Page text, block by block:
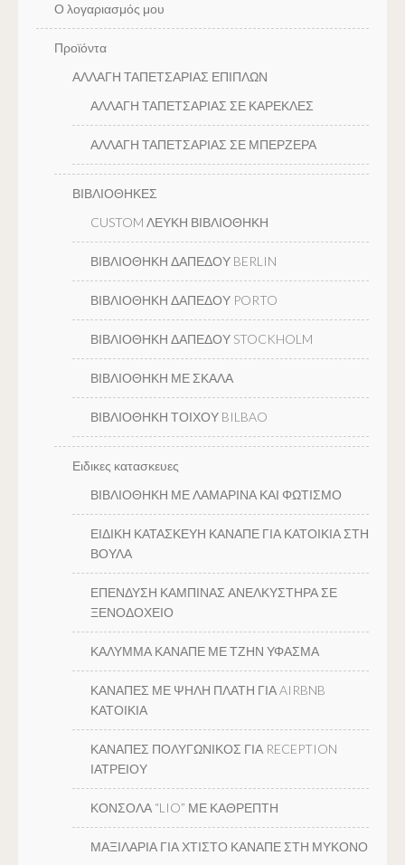
Ο λογαριασμός μου
Προϊόντα
ΑΛΛΑΓΗ ΤΑΠΕΤΣΑΡΙΑΣ ΕΠΙΠΛΩΝ
ΑΛΛΑΓΗ ΤΑΠΕΤΣΑΡΙΑΣ ΣΕ ΚΑΡΕΚΛΕΣ
ΑΛΛΑΓΗ ΤΑΠΕΤΣΑΡΙΑΣ ΣΕ ΜΠΕΡΖΕΡΑ
ΒΙΒΛΙΟΘΗΚΕΣ
CUSTOM ΛΕΥΚΗ ΒΙΒΛΙΟΘΗΚΗ
ΒΙΒΛΙΟΘΗΚΗ ΔΑΠΕΔΟΥ BERLIN
ΒΙΒΛΙΟΘΗΚΗ ΔΑΠΕΔΟΥ PORTO
ΒΙΒΛΙΟΘΗΚΗ ΔΑΠΕΔΟΥ STOCKHOLM
ΒΙΒΛΙΟΘΗΚΗ ΜΕ ΣΚΑΛΑ
ΒΙΒΛΙΟΘΗΚΗ ΤΟΙΧΟΥ BILBAO
Ειδικες κατασκευες
ΒΙΒΛΙΟΘΗΚΗ ΜΕ ΛΑΜΑΡΙΝΑ ΚΑΙ ΦΩΤΙΣΜΟ
ΕΙΔΙΚΗ ΚΑΤΑΣΚΕΥΗ ΚΑΝΑΠΕ ΓΙΑ ΚΑΤΟΙΚΙΑ ΣΤΗ
ΒΟΥΛΑ
ΕΠΕΝΔΥΣΗ ΚΑΜΠΙΝΑΣ ΑΝΕΛΚΥΣΤΗΡΑ ΣΕ
ΞΕΝΟΔΟΧΕΙΟ
ΚΑΛΥΜΜΑ ΚΑΝΑΠΕ ΜΕ ΤΖΗΝ ΥΦΑΣΜΑ
ΚΑΝΑΠΕΣ ΜΕ ΨΗΛΗ ΠΛΑΤΗ ΓΙΑ AIRBNB
ΚΑΤΟΙΚΙΑ
ΚΑΝΑΠΕΣ ΠΟΛΥΓΩΝΙΚΟΣ ΓΙΑ RECEPTION
ΙΑΤΡΕΙΟΥ
ΚΟΝΣΟΛΑ “LIO” ΜΕ ΚΑΘΡΕΠΤΗ
ΜΑΞΙΛΑΡΙΑ ΓΙΑ ΧΤΙΣΤΟ ΚΑΝΑΠΕ ΣΤΗ ΜΥΚΟΝΟ